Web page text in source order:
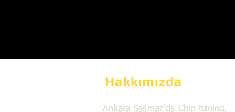
Hakkımızda
Ankara Şaşmaz'da Chip tuning,